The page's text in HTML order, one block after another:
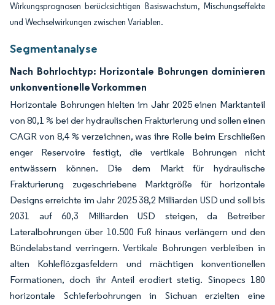
Wirkungsprognosen berücksichtigen Basiswachstum, Mischungseffekte
und Wechselwirkungen zwischen Variablen.
Segmentanalyse
Nach Bohrlochtyp: Horizontale Bohrungen dominieren
unkonventionelle Vorkommen
Horizontale Bohrungen hielten im Jahr 2025 einen Marktanteil
von 80,1 % bei der hydraulischen Frakturierung und sollen einen
CAGR von 8,4 % verzeichnen, was ihre Rolle beim Erschließen
enger Reservoire festigt, die vertikale Bohrungen nicht
entwässern können. Die dem Markt für hydraulische
Frakturierung zugeschriebene Marktgröße für horizontale
Designs erreichte im Jahr 2025 38,2 Milliarden USD und soll bis
2031 auf 60,3 Milliarden USD steigen, da Betreiber
Lateralbohrungen über 10.500 Fuß hinaus verlängern und den
Bündelabstand verringern. Vertikale Bohrungen verbleiben in
alten Kohleflözgasfeldern und mächtigen konventionellen
Formationen, doch ihr Anteil erodiert stetig. Sinopecs 180
horizontale Schieferbohrungen in Sichuan erzielten eine